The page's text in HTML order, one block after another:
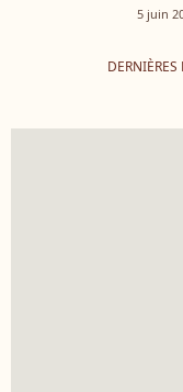
5 juin